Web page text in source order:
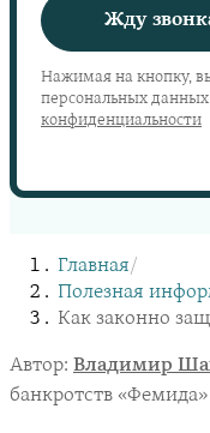
Жду
Нажимая на кнопку,
персональных данных
конфиденциальности
Главная/
Полезная
Как законно
Автор: Владимир
банкротств